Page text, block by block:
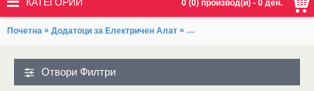
0 (0) производ(и) - 0 ден.
Почетна » Додатоци за Електричен Алат » Резни и Брусни плочи,
Отвори Филтри